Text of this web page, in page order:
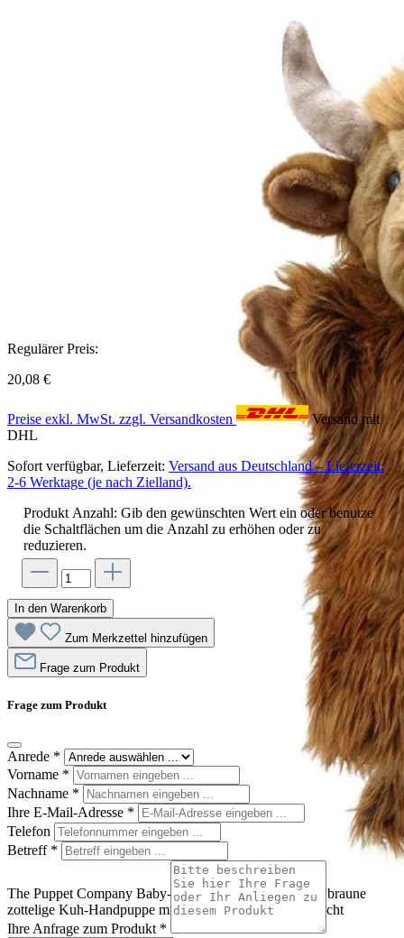
The Puppet Company Baby-Handpuppe Hochlandrind, braune
zottelige Kuh-Handpuppe mit hellen Hörnern, Frontansicht
Regulärer Preis:
20,08 €
Preise exkl. MwSt. zzgl. Versandkosten
Versand mit
DHL
Sofort verfügbar, Lieferzeit: Versand aus Deutschland – Lieferzeit:
2-6 Werktage (je nach Zielland).
Produkt Anzahl: Gib den gewünschten Wert ein oder benutze
die Schaltflächen um die Anzahl zu erhöhen oder zu
reduzieren.
In den Warenkorb
Zum Merkzettel hinzufügen
Frage zum Produkt
Frage zum Produkt
Anrede *
Vorname *
Nachname *
Ihre E-Mail-Adresse *
Telefon
Betreff *
Ihre Anfrage zum Produkt *